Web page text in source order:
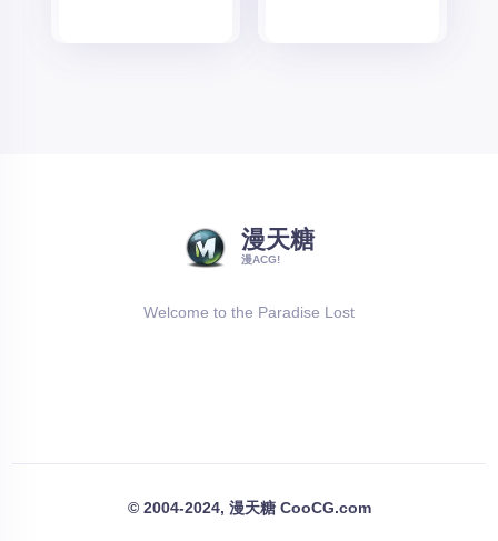
漫天糖
漫ACG!
Welcome to the Paradise Lost
© 2004-2024, 漫天糖 CooCG.com